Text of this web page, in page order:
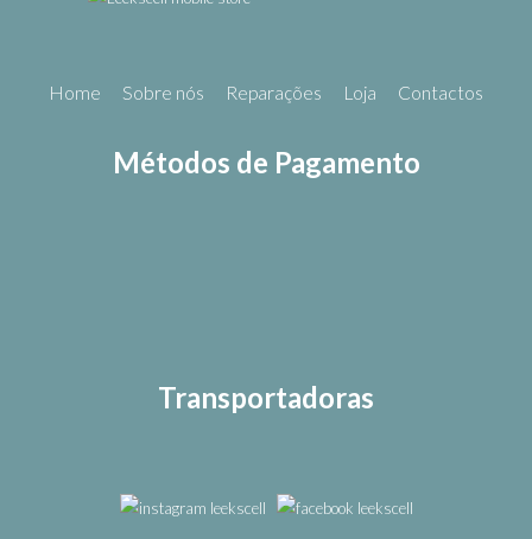
Home Sobre nós Reparações Loja Contactos
Métodos de Pagamento
Transportadoras